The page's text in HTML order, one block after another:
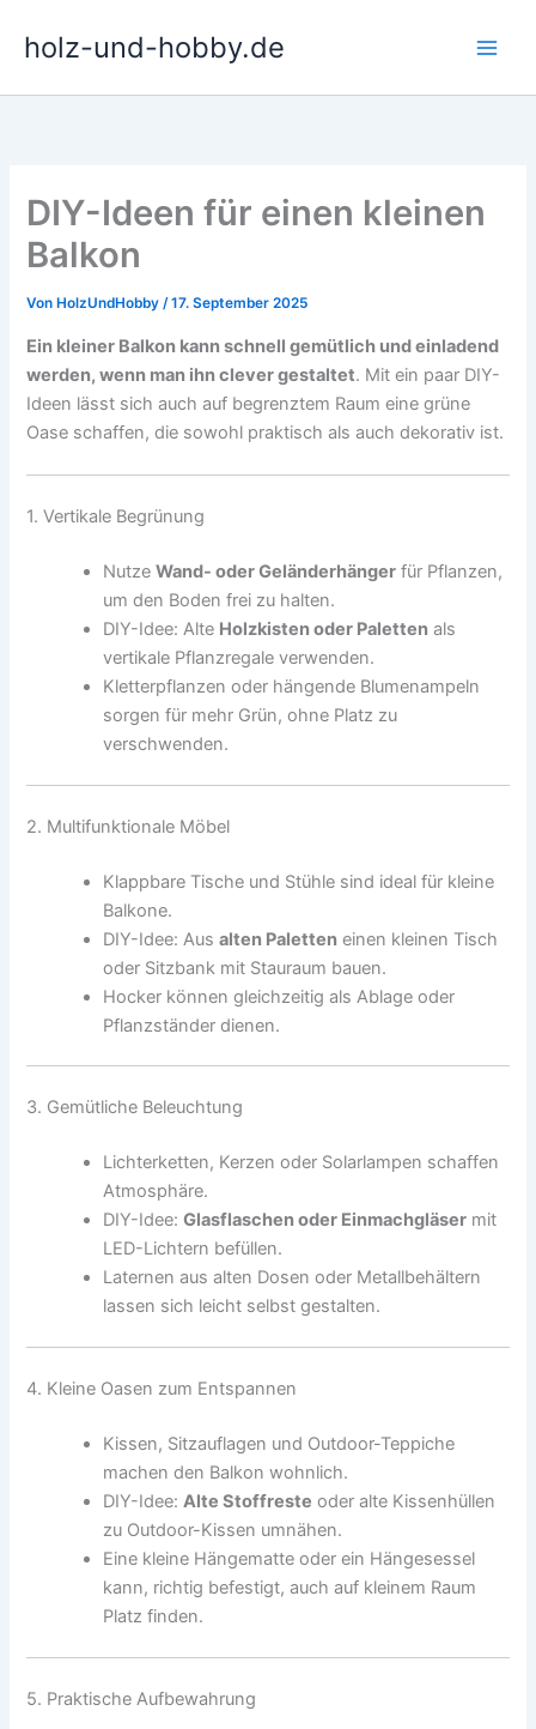
Inhaltholz-und-hobby.de
DIY-Ideen für einen kleinen
Balkon
Von HolzUndHobby/17. September 2025
Ein kleiner Balkon kann schnell gemütlich und einladend
werden, wenn man ihn clever gestaltet. Mit ein paar DIY-
Ideen lässt sich auch auf begrenztem Raum eine grüne
Oase schaffen, die sowohl praktisch als auch dekorativ ist.
1. Vertikale Begrünung
NutzeWand- oder Geländerhänger für Pflanzen,
um den Boden frei zu halten.
DIY-Idee: Alte Holzkisten oder Paletten als
vertikale Pflanzregale verwenden.
Kletterpflanzen oder hängende Blumenampeln
sorgen für mehr Grün, ohne Platz zu
verschwenden.
2. Multifunktionale Möbel
Klappbare Tische und Stühle sind ideal für kleine
Balkone.
DIY-Idee: Ausalten Paletten einen kleinen Tisch
oder Sitzbank mit Stauraum bauen.
Hocker können gleichzeitig als Ablage oder
Pflanzständer dienen.
3. Gemütliche Beleuchtung
Lichterketten, Kerzen oder Solarlampen schaffen
Atmosphäre.
DIY-Idee:Glasflaschen oder Einmachgläser mit
LED-Lichtern befüllen.
Laternen aus alten Dosen oder Metallbehältern
lassen sich leicht selbst gestalten.
4. Kleine Oasen zum Entspannen
Kissen, Sitzauflagen und Outdoor-Teppiche
machen den Balkon wohnlich.
DIY-Idee:Alte Stoffreste oder alte Kissenhüllen
zu Outdoor-Kissen umnähen.
Eine kleine Hängematte oder ein Hängesessel
kann, richtig befestigt, auch auf kleinem Raum
Platz finden.
5. Praktische Aufbewahrung